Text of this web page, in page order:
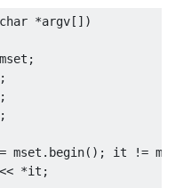
char *argv[])
mset.begin(); it !=
<< *it;